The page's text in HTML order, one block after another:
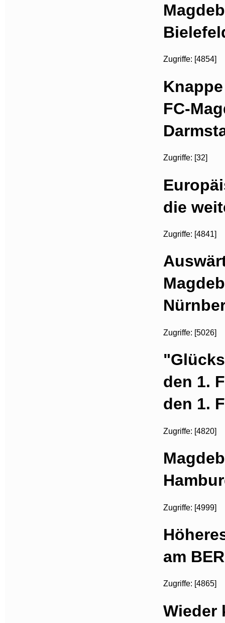
Zugriffe: [4854]
FC-
Zugriffe: [32]
die
Zugriffe: [4841]
Zugriffe: [5026]
den 1.
den 1.
Zugriffe: [4820]
Zugriffe: [4999]
am
Zugriffe: [4865]
Wieder